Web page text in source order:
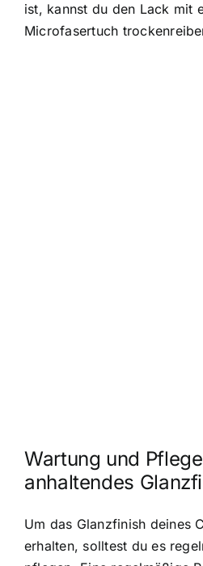
ist, kannst du den Lack mit
Microfasertuch
Wartung und
anhaltendes
Um das Glanzfinish deines
erhalten, solltest du es